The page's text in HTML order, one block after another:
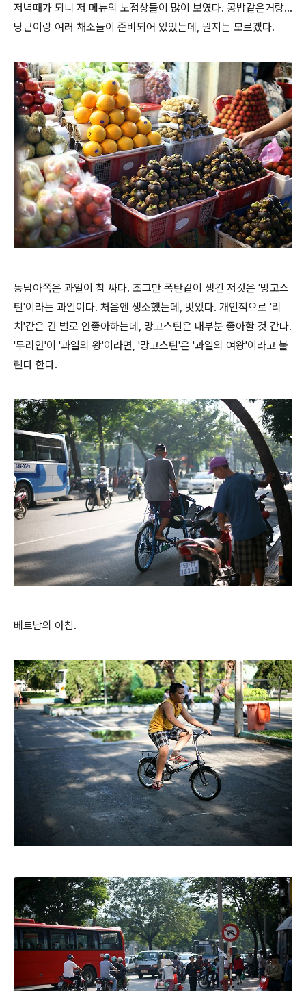
저녁때가 되니 저 메뉴의 노점상들이 많이 보였다. 콩밥같은거랑...
당근이랑 여러 채소들이 준비되어 있었는데, 뭔지는 모르겠다.
동남아쪽은 과일이 참 싸다. 조그만 폭탄같이 생긴 저것은 '망고스
틴'이라는 과일이다. 처음엔 생소했는데, 맛있다. 개인적으로 '리
치'같은 건 별로 안좋아하는데, 망고스틴은 대부분 좋아할 것 같다.
'두리안'이 '과일의 왕'이라면, '망고스틴'은 '과일의 여왕'이라고 불
린다 한다.
베트남의 아침.